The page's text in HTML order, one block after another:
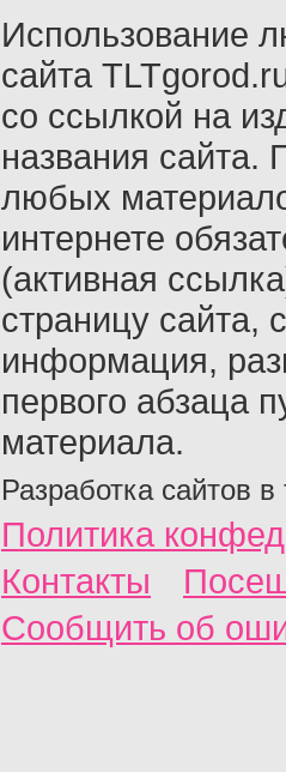
Использование
сайта
со ссылкой на
названия сайта.
любых
интернете
(активная
страницу сайта,
информация,
первого абзаца
материала.
Разработка сайтов в
Политика
Контакты
Сообщить об